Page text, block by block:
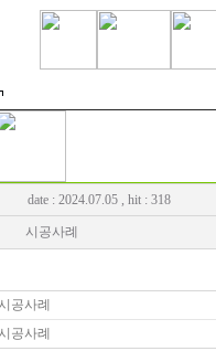
date : 2024.07.05 , hit : 318
시공사례
시공사례
시공사례